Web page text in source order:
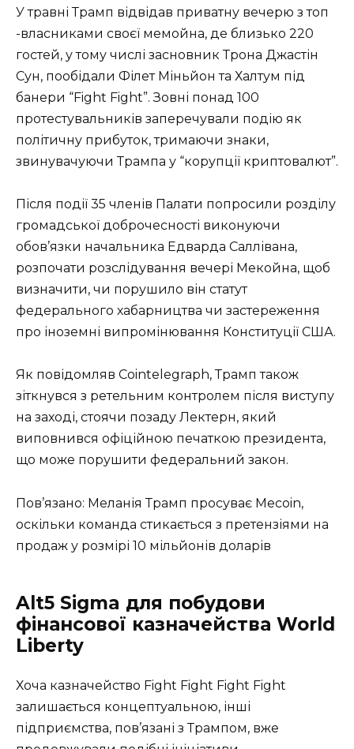
У травні Трамп відвідав приватну вечерю з топ
-власниками своєї мемойна, де близько 220
гостей, у тому числі засновник Трона Джастін
Сун, пообідали Філет Міньйон та Халтум під
банери “Fight Fight”. Зовні понад 100
протестувальників заперечували подію як
політичну прибуток, тримаючи знаки,
звинувачуючи Трампа у “корупції криптовалют”.
Після події 35 членів Палати попросили розділу
громадської доброчесності виконуючи
обов’язки начальника Едварда Саллівана,
розпочати розслідування вечері Мекойна, щоб
визначити, чи порушило він статут
федерального хабарництва чи застереження
про іноземні випромінювання Конституції США.
Як повідомляв Cointelegraph, Трамп також
зіткнувся з ретельним контролем після виступу
на заході, стоячи позаду Лектерн, який
виповнився офіційною печаткою президента,
що може порушити федеральний закон.
Пов’язано: Меланія Трамп просуває Mecoin,
оскільки команда стикається з претензіями на
продаж у розмірі 10 мільйонів доларів
Alt5 Sigma для побудови
фінансової казначейства World
Liberty
Хоча казначейство Fight Fight Fight Fight
залишається концептуальною, інші
підприємства, пов’язані з Трампом, вже